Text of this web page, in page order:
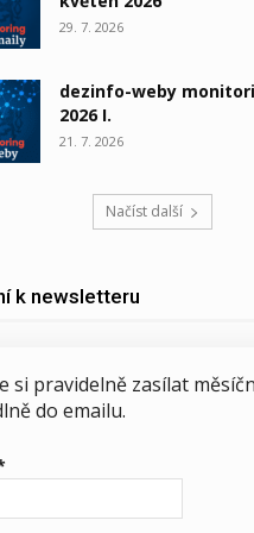
29. 7. 2026
dezinfo-weby
2026 I.
21. 7. 2026
Načíst další
k newsletteru
si pravidelně zasílat
do emailu.